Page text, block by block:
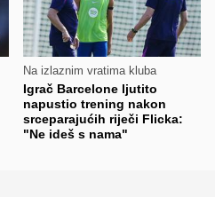
Na izlaznim vratima kluba
Igrač Barcelone ljutito
napustio trening nakon
srceparajućih riječi Flicka:
"Ne ideš s nama"